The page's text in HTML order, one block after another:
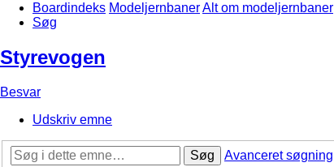
Boardindeks ModeljernbanerAlt om modeljernbaner
Søg
Styrevogen
Besvar
Udskriv emne
Søg
Avanceret søgning